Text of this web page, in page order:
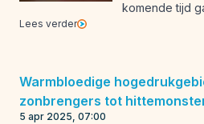
komende tijd
Lees verder
Warmbloedige
zonbrengers tot
5 apr 2025, 07:00